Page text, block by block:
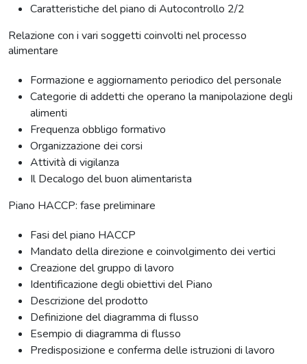
Caratteristiche del piano di Autocontrollo 2/2
Relazione con i vari soggetti coinvolti nel processo
alimentare
Formazione e aggiornamento periodico del personale
Categorie di addetti che operano la manipolazione degli
alimenti
Frequenza obbligo formativo
Organizzazione dei corsi
Attività di vigilanza
Il Decalogo del buon alimentarista
Piano HACCP: fase preliminare
Fasi del piano HACCP
Mandato della direzione e coinvolgimento dei vertici
Creazione del gruppo di lavoro
Identificazione degli obiettivi del Piano
Descrizione del prodotto
Definizione del diagramma di flusso
Esempio di diagramma di flusso
Predisposizione e conferma delle istruzioni di lavoro